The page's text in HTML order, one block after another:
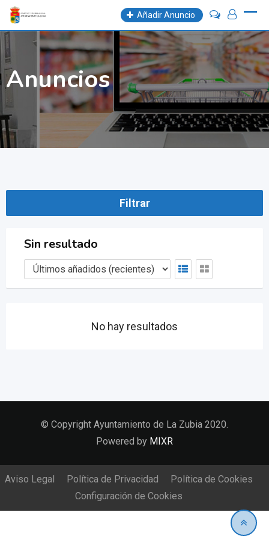
Skip
content
Añadir Anuncio
Anuncios
Filtrar
Sin resultado
No hay resultados
© Copyright Ayuntamiento de La Zubia 2020.
Powered by MIXR
Aviso Legal Política de Privacidad
Política de Cookies
Configuración de Cookies